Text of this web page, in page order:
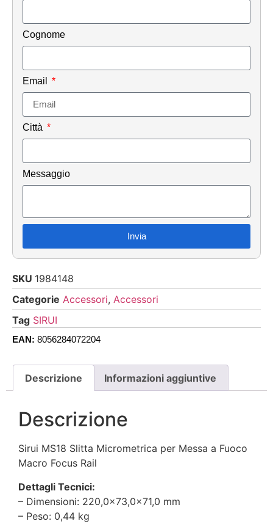
Cognome
Email
Città
Messaggio
Invia
SKU 1984148
Categorie Accessori, Accessori
Tag SIRUI
EAN: 8056284072204
Descrizione Informazioni aggiuntive
Descrizione
Sirui MS18 Slitta Micrometrica per Messa a Fuoco
Macro Focus Rail
Dettagli Tecnici:
– Dimensioni: 220,0×73,0x71,0 mm
– Peso: 0,44 kg